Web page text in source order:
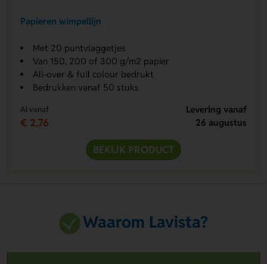
Papieren wimpellijn
Met 20 puntvlaggetjes
Van 150, 200 of 300 g/m2 papier
All-over & full colour bedrukt
Bedrukken vanaf 50 stuks
Al vanaf
€ 2,76
Levering vanaf
26 augustus
BEKIJK PRODUCT
Waarom Lavista?